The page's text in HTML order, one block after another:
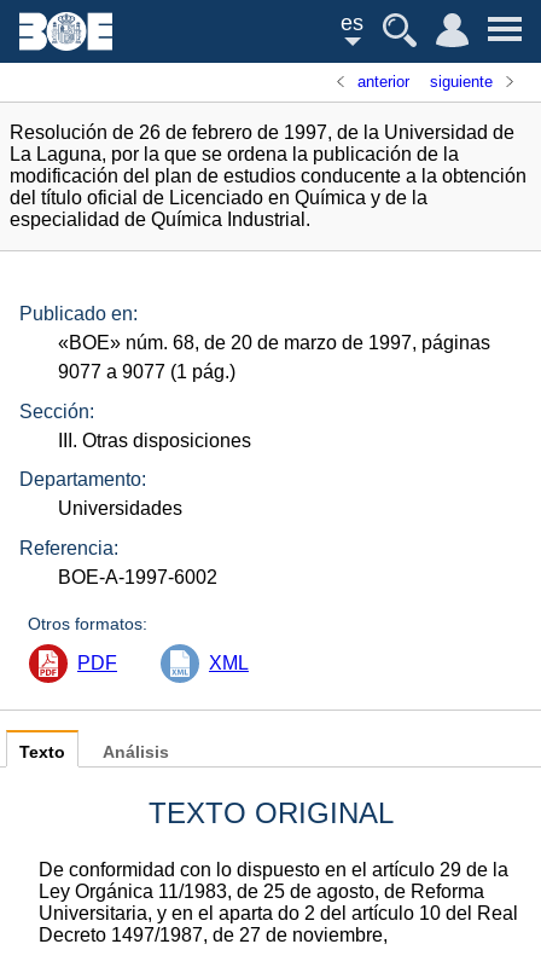
es
anterior siguiente
Resolución de 26 de febrero de 1997, de la Universidad de
La Laguna, por la que se ordena la publicación de la
modificación del plan de estudios conducente a la obtención
del título oficial de Licenciado en Química y de la
especialidad de Química Industrial.
Publicado en:
«BOE» núm. 68, de 20 de marzo de 1997, páginas
9077 a 9077 (1 pág.)
Sección:
III. Otras disposiciones
Departamento:
Universidades
Referencia:
BOE-A-1997-6002
Otros formatos:
PDF XML
Texto
TEXTO ORIGINAL
De conformidad con lo dispuesto en el artículo 29 de la
Ley Orgánica 11/1983, de 25 de agosto, de Reforma
Universitaria, y en el aparta do 2 del artículo 10 del Real
Decreto 1497/1987, de 27 de noviembre,
Análisis